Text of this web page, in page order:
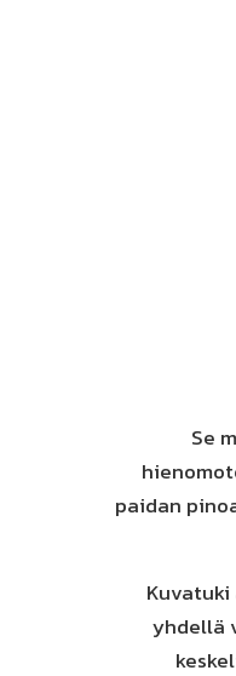
Se
paidan
yhdellä